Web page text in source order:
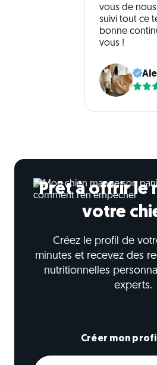
vous de
suivi tout ce
bonne
vous !
Prêt à offrir le
votre
Créez le profil de
minutes et recevez des
nutritionnelles
experts.
Créer mon